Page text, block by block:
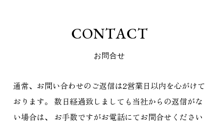
CONTACT
お問合せ
通常、お問い合わせのご返信は2営業日以内を心がけて
おります。 数日経過致しましても当社からの返信がな
い場合は、
お手数ですがお電話にてお問合せください